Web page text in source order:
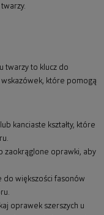
twarzy to klucz do
które pomogą
kanciaste kształty, które
zaokrąglone oprawki, aby
do większości fasonów
oprawek szerszych u